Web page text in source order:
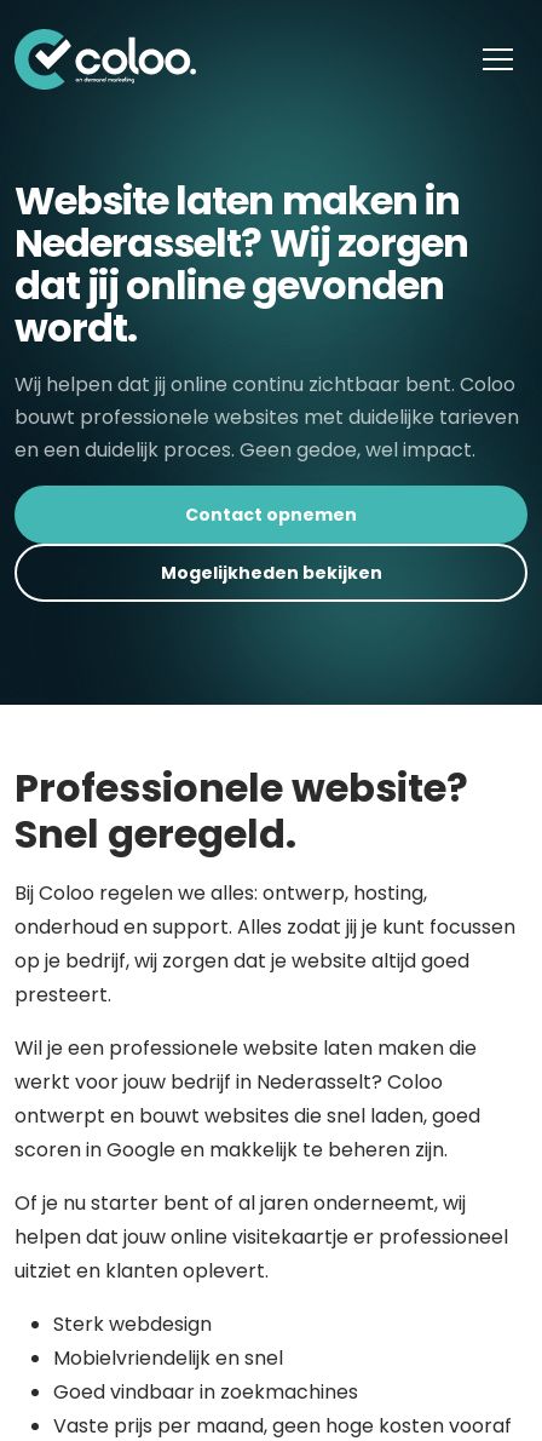
Website laten maken in
Nederasselt? Wij zorgen
dat jij online gevonden
wordt.
Wij helpen dat jij online continu zichtbaar bent. Coloo
bouwt professionele websites met duidelijke tarieven
en een duidelijk proces. Geen gedoe, wel impact.
Contact opnemen
Mogelijkheden bekijken
Professionele website?
Snel geregeld.
Bij Coloo regelen we alles: ontwerp, hosting,
onderhoud en support. Alles zodat jij je kunt focussen
op je bedrijf, wij zorgen dat je website altijd goed
presteert.
Wil je een professionele website laten maken die
werkt voor jouw bedrijf in Nederasselt? Coloo
ontwerpt en bouwt websites die snel laden, goed
scoren in Google en makkelijk te beheren zijn.
Of je nu starter bent of al jaren onderneemt, wij
helpen dat jouw online visitekaartje er professioneel
uitziet en klanten oplevert.
Sterk webdesign
Mobielvriendelijk en snel
Goed vindbaar in zoekmachines
Vaste prijs per maand, geen hoge kosten vooraf